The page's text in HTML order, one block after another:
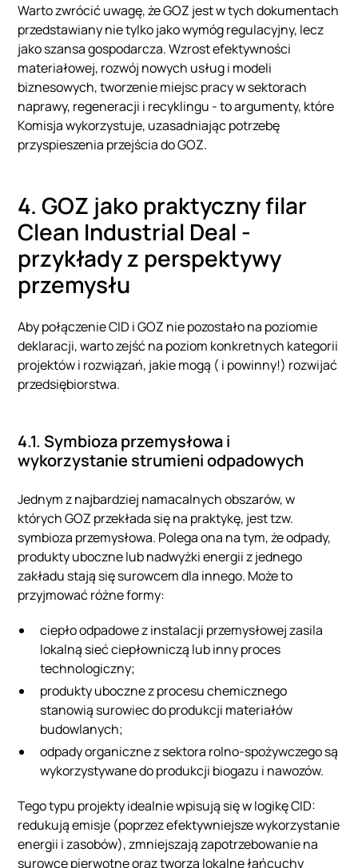
Warto zwrócić uwagę, że GOZ jest w tych dokumentach
przedstawiany nie tylko jako wymóg regulacyjny, lecz
jako szansa gospodarcza. Wzrost efektywności
materiałowej, rozwój nowych usług i modeli
biznesowych, tworzenie miejsc pracy w sektorach
naprawy, regeneracji i recyklingu - to argumenty, które
Komisja wykorzystuje, uzasadniając potrzebę
przyspieszenia przejścia do GOZ.
4. GOZ jako praktyczny filar
Clean Industrial Deal -
przykłady z perspektywy
przemysłu
Aby połączenie CID i GOZ nie pozostało na poziomie
deklaracji, warto zejść na poziom konkretnych kategorii
projektów i rozwiązań, jakie mogą ( i powinny!) rozwijać
przedsiębiorstwa.
4.1. Symbioza przemysłowa i
wykorzystanie strumieni odpadowych
Jednym z najbardziej namacalnych obszarów, w
których GOZ przekłada się na praktykę, jest tzw.
symbioza przemysłowa. Polega ona na tym, że odpady,
produkty uboczne lub nadwyżki energii z jednego
zakładu stają się surowcem dla innego. Może to
przyjmować różne formy:
ciepło odpadowe z instalacji przemysłowej zasila
lokalną sieć ciepłowniczą lub inny proces
technologiczny;
produkty uboczne z procesu chemicznego
stanowią surowiec do produkcji materiałów
budowlanych;
odpady organiczne z sektora rolno‑spożywczego są
wykorzystywane do produkcji biogazu i nawozów.
Tego typu projekty idealnie wpisują się w logikę CID:
redukują emisje (poprzez efektywniejsze wykorzystanie
energii i zasobów), zmniejszają zapotrzebowanie na
surowce pierwotne oraz tworzą lokalne łańcuchy